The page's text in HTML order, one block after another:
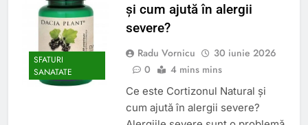
SFATURI
SANATATE
și cum ajută în alergii
severe?
Radu Vornicu
30 iunie 2026
0
4 mins mins
Ce este Cortizonul Natural și
cum ajută în alergii severe?